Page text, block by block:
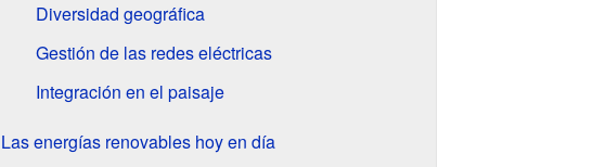
Diversidad geográfica
Gestión de las redes eléctricas
Integración en el paisaje
Las energías renovables hoy en día